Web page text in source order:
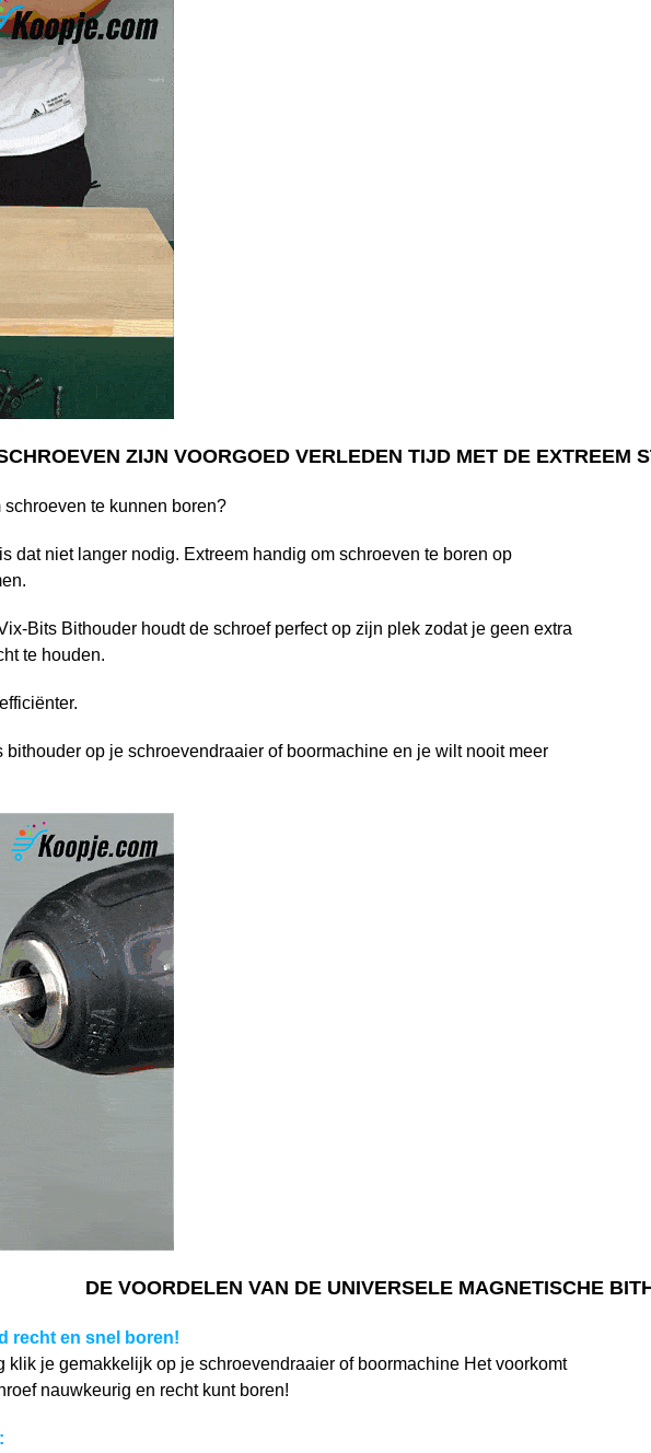
ZIJN VOORGOED VERLEDEN TIJD MET DE EXTREEM
te kunnen boren?
dat niet langer nodig. Extreem handig om schroeven te boren op
Bits Bithouder houdt de schroef perfect op zijn plek zodat je geen extra
te houden.
op je schroevendraaier of boormachine en je wilt nooit meer
DE VOORDELEN VAN DE UNIVERSELE MAGNETISCHE
recht en snel boren!
klik je gemakkelijk op je schroevendraaier of boormachine Het voorkomt
nauwkeurig en recht kunt boren!